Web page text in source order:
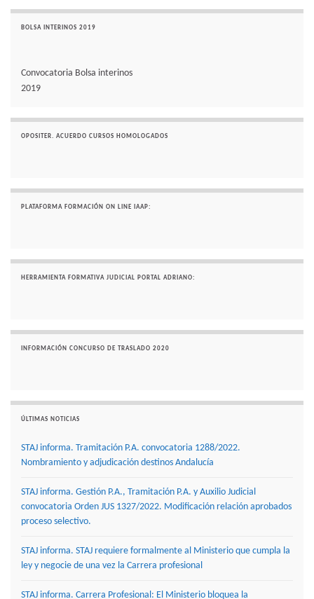
BOLSA INTERINOS 2019
Convocatoria Bolsa interinos
2019
OPOSITER. ACUERDO CURSOS HOMOLOGADOS
PLATAFORMA FORMACIÓN ON LINE IAAP:
HERRAMIENTA FORMATIVA JUDICIAL PORTAL ADRIANO:
INFORMACIÓN CONCURSO DE TRASLADO 2020
ÚLTIMAS NOTICIAS
STAJ informa. Tramitación P.A. convocatoria 1288/2022.
Nombramiento y adjudicación destinos Andalucía
STAJ informa. Gestión P.A., Tramitación P.A. y Auxilio Judicial
convocatoria Orden JUS 1327/2022. Modificación relación aprobados
proceso selectivo.
STAJ informa. STAJ requiere formalmente al Ministerio que cumpla la
ley y negocie de una vez la Carrera profesional
STAJ informa. Carrera Profesional: El Ministerio bloquea la